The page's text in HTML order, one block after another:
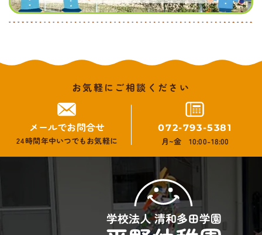
お気軽にご相談ください
メールでお問合せ
24時間年中いつでもお気軽に
072-793-5381
月~金 10:00-18:00